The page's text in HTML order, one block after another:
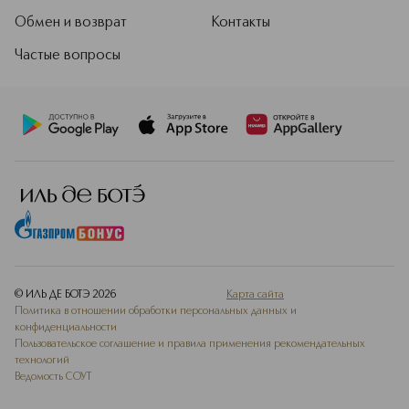
Обмен и возврат
Частые вопросы
Контакты
© ИЛЬ ДЕ БОТЭ 2026
Карта сайта
Политика в отношении обработки персональных данных и
конфиденциальности
Пользовательское соглашение и правила применения рекомендательных
технологий
Ведомость СОУТ